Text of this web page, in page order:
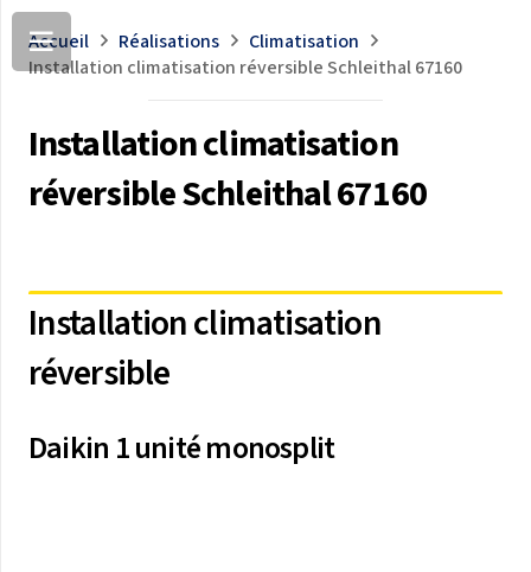
Accueil Réalisations
Climatisation
Installation climatisation réversible Schleithal 67160
Installation climatisation
réversible Schleithal 67160
Installation climatisation
réversible
Daikin 1 unité monosplit